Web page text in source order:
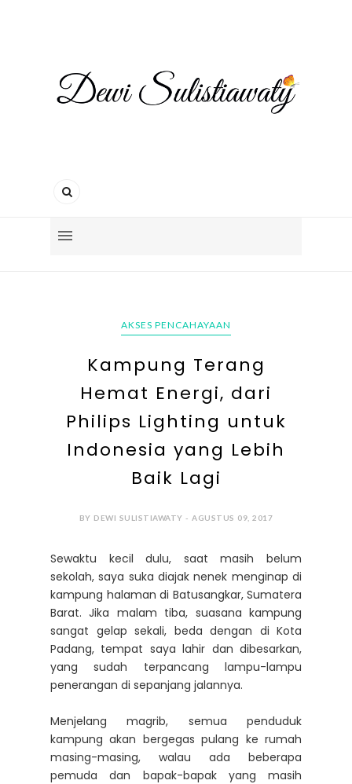
AKSES PENCAHAYAAN
Kampung Terang
Hemat Energi, dari
Philips Lighting untuk
Indonesia yang Lebih
Baik Lagi
BY DEWI SULISTIAWATY - AGUSTUS 09, 2017
Sewaktu kecil dulu, saat masih belum
sekolah, saya suka diajak nenek menginap di
kampung halaman di Batusangkar, Sumatera
Barat. Jika malam tiba, suasana kampung
sangat gelap sekali, beda dengan di Kota
Padang, tempat saya lahir dan dibesarkan,
yang sudah terpancang lampu-lampu
penerangan di sepanjang jalannya.
Menjelang magrib, semua penduduk
kampung akan bergegas pulang ke rumah
masing-masing, walau ada beberapa
pemuda dan bapak-bapak yang masih